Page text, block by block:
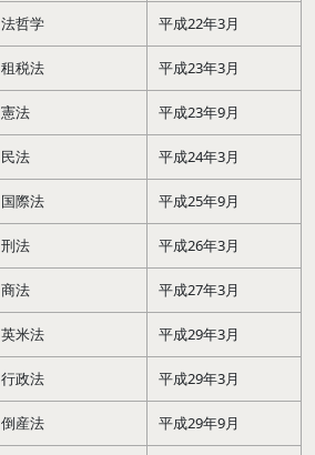
法哲学 平成22年3月
租税法 平成23年3月
憲法 平成23年9月
民法 平成24年3月
国際法 平成25年9月
刑法 平成26年3月
商法 平成27年3月
英米法 平成29年3月
行政法 平成29年3月
倒産法 平成29年9月